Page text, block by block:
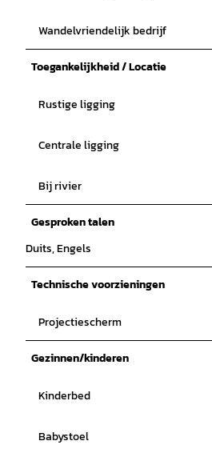
Wandelvriendelijk bedrijf
Toegankelijkheid / Locatie
Rustige ligging
Centrale ligging
Bij rivier
Gesproken talen
Duits, Engels
Technische voorzieningen
Projectiescherm
Gezinnen/kinderen
Kinderbed
Babystoel